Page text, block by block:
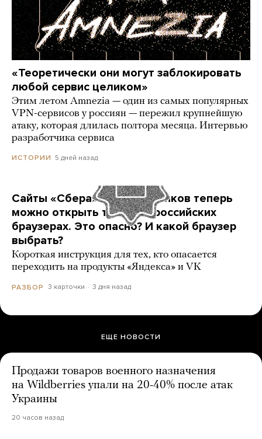
«Теоретически они могут заблокировать
любой сервис целиком»
Этим летом Amnezia — один из самых популярных
VPN-сервисов у россиян — пережил крупнейшую
атаку, которая длилась полтора месяца. Интервью
разработчика сервиса
ИСТОРИИ 5 дней назад
Сайты «Сбера» и других банков теперь
можно открыть только в российских
браузерах. Это опасно? И какой браузер
выбрать?
Короткая инструкция для тех, кто опасается
переходить на продукты «Яндекса» и VK
РАЗБОР 3 карточки 3 дня назад
ЕЩЕ НОВОСТИ
Продажи товаров военного назначения
на Wildberries упали на 20-40% после атак
Украины
20 часов назад